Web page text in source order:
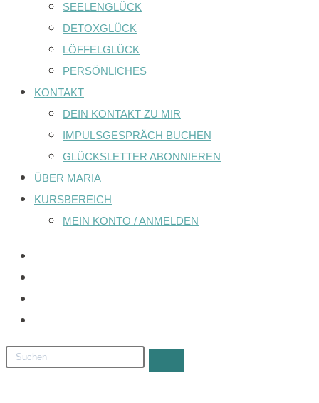
SEELENGLÜCK
DETOXGLÜCK
LÖFFELGLÜCK
PERSÖNLICHES
KONTAKT
DEIN KONTAKT ZU MIR
IMPULSGESPRÄCH BUCHEN
GLÜCKSLETTER ABONNIEREN
ÜBER MARIA
KURSBEREICH
MEIN KONTO / ANMELDEN